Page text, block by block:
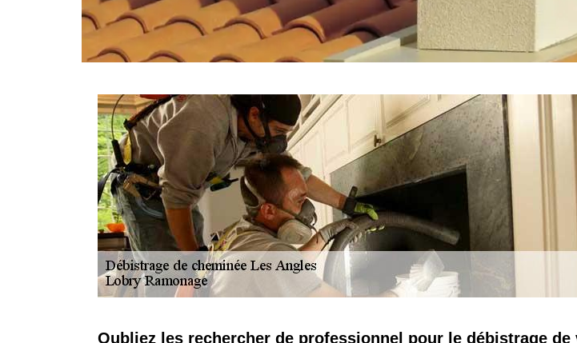
Oubliez les rechercher de professionnel pour le débistrage